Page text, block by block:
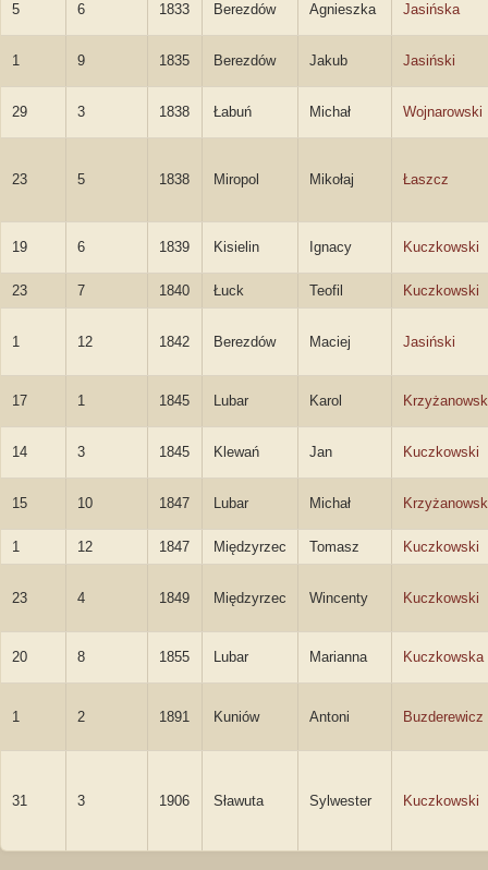
5 6 1833 Berezdów Agnieszka Jasińska
1 9 1835 Berezdów Jakub Jasiński
29 3 1838 Łabuń Michał Wojnarowski
23 5 1838 Miropol Mikołaj Łaszcz
19 6 1839 Kisielin Ignacy Kuczkowski
23 7 1840 Łuck Teofil Kuczkowski
1 12 1842 Berezdów Maciej Jasiński
17 1 1845 Lubar Karol
14 3 1845 Klewań Jan Kuczkowski
15 10 1847 Lubar Michał
1 12 1847 Międzyrzec Tomasz Kuczkowski
23 4 1849 Międzyrzec Wincenty Kuczkowski
20 8 1855 Lubar Marianna Kuczkowska
1 2 1891 Kuniów Antoni Buzderewicz
31 3 1906 Sławuta Sylwester Kuczkowski